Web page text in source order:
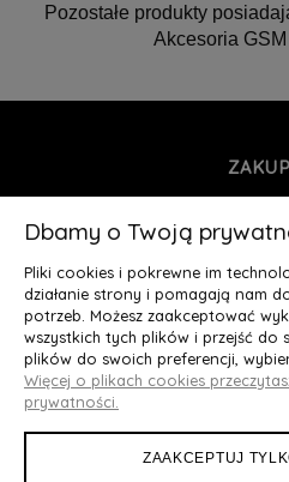
Pozostałe produkty
Akcesoria
MOJE
O
Deluxury.pl
Dbamy o Twoją
Pliki cookies i pokrewne im
działanie strony i pomagają nam
potrzeb. Możesz zaakceptować
wszystkich tych plików i przejść do
plików do swoich preferencji,
Więcej o plikach cookies
prywatności.
ZAAKCEPTUJ